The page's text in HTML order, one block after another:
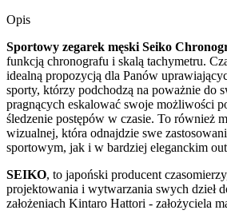
Opis
Sportowy zegarek męski Seiko
funkcją chronografu i skalą tachymetru.
idealną propozycją dla Panów
sporty, którzy podchodzą na poważnie do
pragnących eskalować swoje możliwości
śledzenie postępów w czasie. To również
wizualnej, która odnajdzie swe
sportowym, jak i w bardziej eleganckim
SEIKO, to japoński producent
projektowania i wytwarzania swych dzieł
założeniach Kintaro Hattori - założyciela